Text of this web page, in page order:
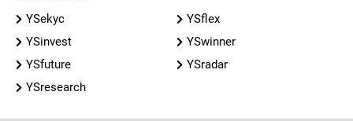
YSekyc
YSflex
YSinvest
YSwinner
YSfuture
YSradar
YSresearch